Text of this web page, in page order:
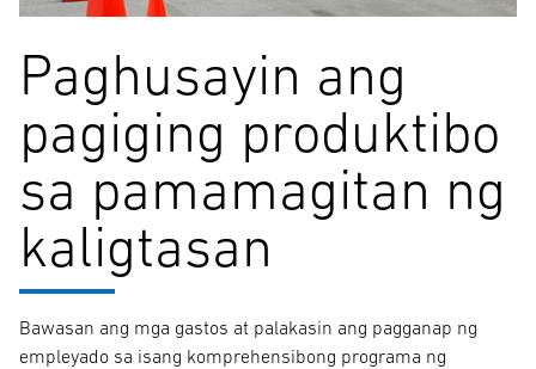
Paghusayin ang
pagiging produktibo
sa pamamagitan ng
kaligtasan
Bawasan ang mga gastos at palakasin ang pagganap ng
empleyado sa isang komprehensibong programa ng